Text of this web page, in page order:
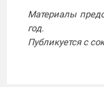
Материалы
год.
Публикуется с